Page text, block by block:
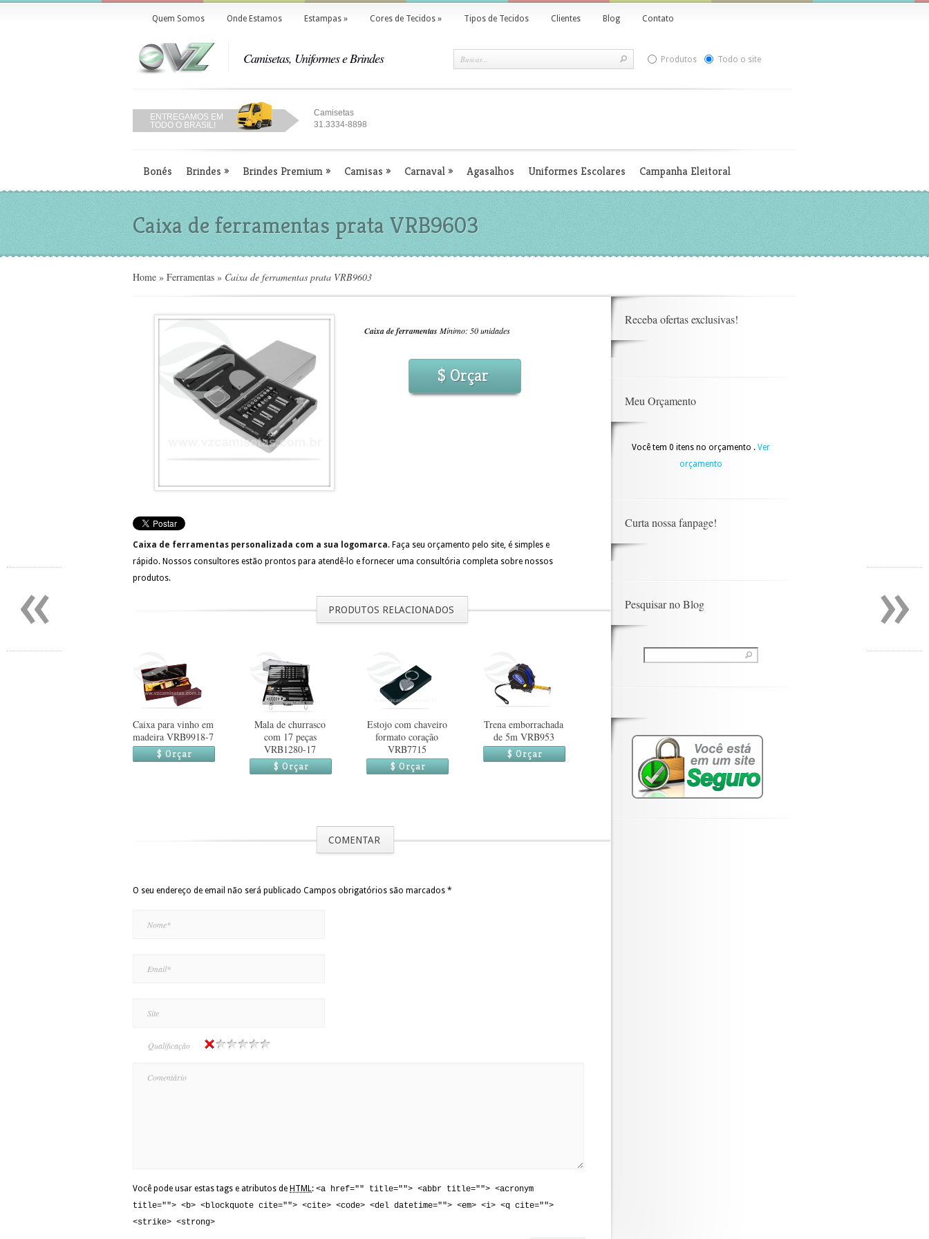
»
«
Quem Somos Onde Estamos Estampas» Cores de Tecidos» Tipos de Tecidos Clientes Blog Contato
Camisetas, Uniformes e Brindes Produtos Todo o site
ENTREGAMOS EM
TODO O BRASIL!
Camisetas
31.3334-8898
Bonés Brindes » Brindes Premium» Camisas » Carnaval» Agasalhos Uniformes Escolares Campanha Eleitoral
Caixa de ferramentas prata VRB9603
Home » Ferramentas » Caixa de ferramentas prata VRB9603
Caixa de ferramentas Mínimo: 50 unidades
$ Orçar
Caixa de ferramentas personalizada com a sua logomarca. Faça seu orçamento pelo site, é simples e
rápido. Nossos consultores estão prontos para atendê-lo e fornecer uma consultória completa sobre nossos
produtos.
PRODUTOS RELACIONADOS
Caixa para vinho em
madeira VRB9918-7
$ Orçar
Mala de churrasco
com 17 peças
VRB1280-17
$ Orçar
Estojo com chaveiro
formato coração
VRB7715
$ Orçar
Trena emborrachada
de 5m VRB953
$ Orçar
COMENTAR
O seu endereço de email não será publicado Campos obrigatórios são marcados *
Qualificação
Você pode usar estas tags e atributos de HTML: <a href="" title=""> <abbr title=""> <acronym
title=""> <b> <blockquote cite=""> <cite> <code> <del datetime=""> <em> <i> <q cite="">
<strike> <strong>
Receba ofertas exclusivas!
Meu Orçamento
Você tem 0 itens no orçamento . Ver
orçamento
Curta nossa fanpage!
Pesquisar no Blog